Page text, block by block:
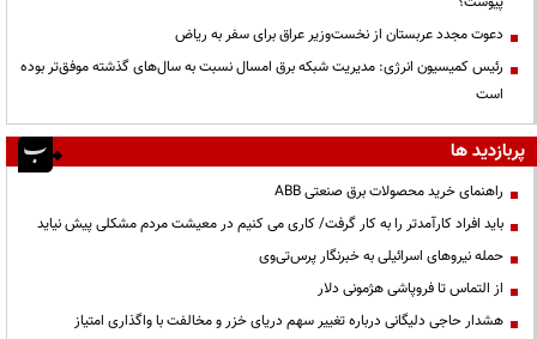
دعوت مجدد عربستان از نخست‌وزیر عراق برای سفر به ریاض
رئیس کمیسیون انرژی: مدیریت شبکه برق امسال نسبت به سال‌های گذشته موفق‌تر بوده
است
پربازدید ها
راهنمای خرید محصولات برق صنعتی ABB
باید افراد کارآمدتر را به کار گرفت/ کاری می کنیم در معیشت مردم مشکلی پیش نیاید
حمله نیروهای اسرائیلی به خبرنگار پرس‌تی‌وی
از التماس تا فروپاشی هژمونی دلار
هشدار حاجی دلیگانی درباره تغییر سهم دریای خزر و مخالفت با واگذاری امتیاز